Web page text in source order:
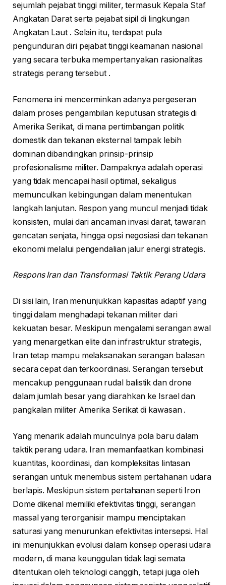
sejumlah pejabat tinggi militer, termasuk Kepala Staf
Angkatan Darat serta pejabat sipil di lingkungan
Angkatan Laut . Selain itu, terdapat pula
pengunduran diri pejabat tinggi keamanan nasional
yang secara terbuka mempertanyakan rasionalitas
strategis perang tersebut .
Fenomena ini mencerminkan adanya pergeseran
dalam proses pengambilan keputusan strategis di
Amerika Serikat, di mana pertimbangan politik
domestik dan tekanan eksternal tampak lebih
dominan dibandingkan prinsip-prinsip
profesionalisme militer. Dampaknya adalah operasi
yang tidak mencapai hasil optimal, sekaligus
memunculkan kebingungan dalam menentukan
langkah lanjutan. Respon yang muncul menjadi tidak
konsisten, mulai dari ancaman invasi darat, tawaran
gencatan senjata, hingga opsi negosiasi dan tekanan
ekonomi melalui pengendalian jalur energi strategis.
Respons Iran dan Transformasi Taktik Perang Udara
Di sisi lain, Iran menunjukkan kapasitas adaptif yang
tinggi dalam menghadapi tekanan militer dari
kekuatan besar. Meskipun mengalami serangan awal
yang menargetkan elite dan infrastruktur strategis,
Iran tetap mampu melaksanakan serangan balasan
secara cepat dan terkoordinasi. Serangan tersebut
mencakup penggunaan rudal balistik dan drone
dalam jumlah besar yang diarahkan ke Israel dan
pangkalan militer Amerika Serikat di kawasan .
Yang menarik adalah munculnya pola baru dalam
taktik perang udara. Iran memanfaatkan kombinasi
kuantitas, koordinasi, dan kompleksitas lintasan
serangan untuk menembus sistem pertahanan udara
berlapis. Meskipun sistem pertahanan seperti Iron
Dome dikenal memiliki efektivitas tinggi, serangan
massal yang terorganisir mampu menciptakan
saturasi yang menurunkan efektivitas intersepsi. Hal
ini menunjukkan evolusi dalam konsep operasi udara
modern, di mana keunggulan tidak lagi semata
ditentukan oleh teknologi canggih, tetapi juga oleh